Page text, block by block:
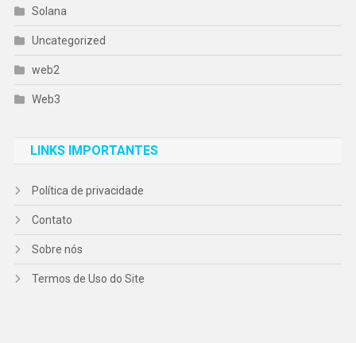
Solana
Uncategorized
web2
Web3
LINKS IMPORTANTES
Política de privacidade
Contato
Sobre nós
Termos de Uso do Site